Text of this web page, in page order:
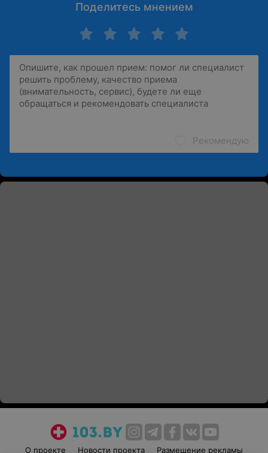
Поделитесь мнением
Рекомендую
О проекте Новости проекта Размещение рекламы